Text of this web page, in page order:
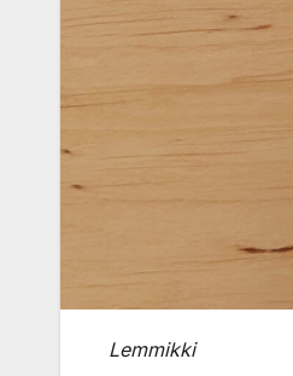
Lemmikki